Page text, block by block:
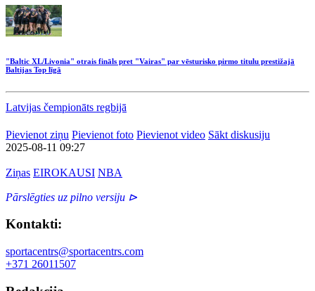
"Baltic XL/Livonia" otrais fināls pret "Vairas" par vēsturisko pirmo titulu prestižajā
Baltijas Top līgā
Latvijas čempionāts regbijā
Pievienot ziņu Pievienot foto Pievienot video Sākt diskusiju
2025-08-11 09:27
Ziņas EIROKAUSI NBA
Pārslēgties uz pilno versiju ⊳
Kontakti:
sportacentrs@sportacentrs.com
+371 26011507